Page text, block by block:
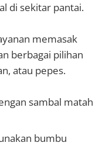
di sekitar pantai.
memasak
berbagai pilihan
atau pepes.
sambal matah
bumbu